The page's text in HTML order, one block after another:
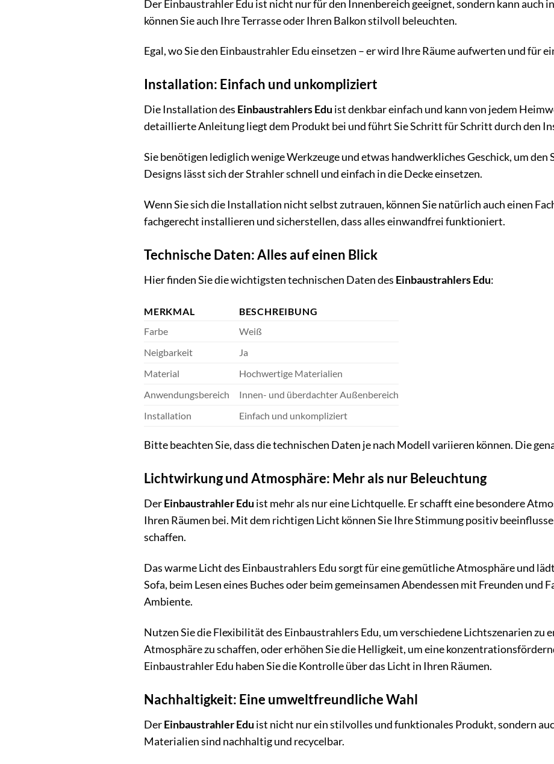
Der Einbaustrahler Edu ist nicht nur für den Innenbereich geeignet, sondern kann auch
können Sie auch Ihre Terrasse oder Ihren Balkon stilvoll beleuchten.
Egal, wo Sie den Einbaustrahler Edu einsetzen – er wird Ihre Räume aufwerten und für
Installation: Einfach und unkompliziert
Die Installation des Einbaustrahlers Edu ist denkbar einfach und kann von jedem
detaillierte Anleitung liegt dem Produkt bei und führt Sie Schritt für Schritt durch den
Sie benötigen lediglich wenige Werkzeuge und etwas handwerkliches Geschick, um
Designs lässt sich der Strahler schnell und einfach in die Decke einsetzen.
Wenn Sie sich die Installation nicht selbst zutrauen, können Sie natürlich auch einen
fachgerecht installieren und sicherstellen, dass alles einwandfrei funktioniert.
Technische Daten: Alles auf einen Blick
Hier finden Sie die wichtigsten technischen Daten des Einbaustrahlers Edu:
MERKMAL
BESCHREIBUNG
Farbe
Weiß
Neigbarkeit
Ja
Material
Hochwertige Materialien
Anwendungsbereich
Innen- und überdachter Außenbereich
Installation
Einfach und unkompliziert
Bitte beachten Sie, dass die technischen Daten je nach Modell variieren können. Die
Lichtwirkung und Atmosphäre: Mehr als nur Beleuchtung
DerEinbaustrahler Edu ist mehr als nur eine Lichtquelle. Er schafft eine besondere
Ihren Räumen bei. Mit dem richtigen Licht können Sie Ihre Stimmung positiv
schaffen.
Das warme Licht des Einbaustrahlers Edu sorgt für eine gemütliche Atmosphäre und
Sofa, beim Lesen eines Buches oder beim gemeinsamen Abendessen mit Freunden
Ambiente.
Nutzen Sie die Flexibilität des Einbaustrahlers Edu, um verschiedene Lichtszenarien zu
Atmosphäre zu schaffen, oder erhöhen Sie die Helligkeit, um eine
Einbaustrahler Edu haben Sie die Kontrolle über das Licht in Ihren Räumen.
Nachhaltigkeit: Eine umweltfreundliche Wahl
DerEinbaustrahler Edu ist nicht nur ein stilvolles und funktionales Produkt, sondern
Materialien sind nachhaltig und recycelbar.